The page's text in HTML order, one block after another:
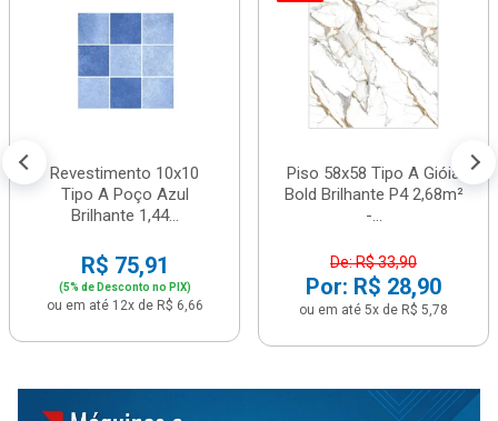
Revestimento 10x10
Tipo A Poço Azul
Brilhante 1,44...
R$ 75,91
(5% de Desconto no PIX)
ou em até 12x de R$ 6,66
Piso 58x58 Tipo A Gióia
Bold Brilhante P4 2,68m²
-...
De: R$ 33,90
Por: R$ 28,90
ou em até 5x de R$ 5,78